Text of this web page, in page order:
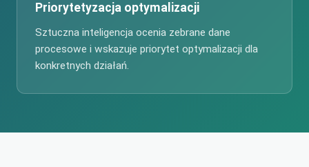
Priorytetyzacja optymalizacji
Sztuczna inteligencja ocenia zebrane dane
procesowe i wskazuje priorytet optymalizacji dla
konkretnych działań.